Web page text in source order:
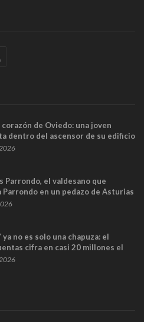
de Oviedo: una joven
dentro del ascensor de su edificio
sus últimos minutos
Parrondo, el valdesano que
Parrondo en un pedazo de Asturias
ya no es solo una chapuza: el
cifra en casi 20 millones el
trenes que no cabían por los